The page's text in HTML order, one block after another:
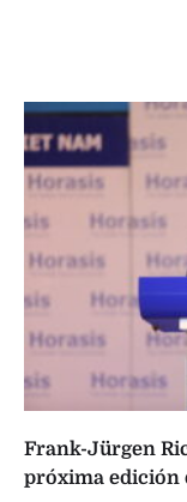
Frank-Jürgen
próxima edición